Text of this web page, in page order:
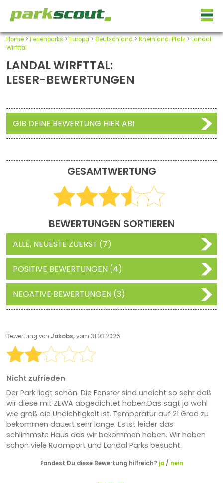
Home> Ferienparks > Europa > Deutschland > Rheinland-Pfalz> Landal
Wirfttal
LANDAL WIRFTTAL:
LESER-BEWERTUNGEN
GIB DEINE BEWERTUNG HIER AB!
GESAMTWERTUNG
BEWERTUNGEN SORTIEREN
ALLE, NEUESTE ZUERST (7)
POSITIVE BEWERTUNGEN (4)
NEGATIVE BEWERTUNGEN (3)
Bewertung von Jakobs,vom 31.03.2026
Nicht zufrieden
Der Park liegt schön. Die Fenster sind undicht so sehr daß
wir diese mit ZEWA abgedichtet haben.Das sagt ja wohl
wie groß die Undichtigkeit ist. Temperatur auf 21 Grad zu
bekommen dauert sehr lange. Es ist leider das
schlimmste Haus das wir bekommen haben. Wir haben
schon viele Roomport und Landal Parks besucht.
Fandest Du diese Bewertung hilfreich? ja/ nein